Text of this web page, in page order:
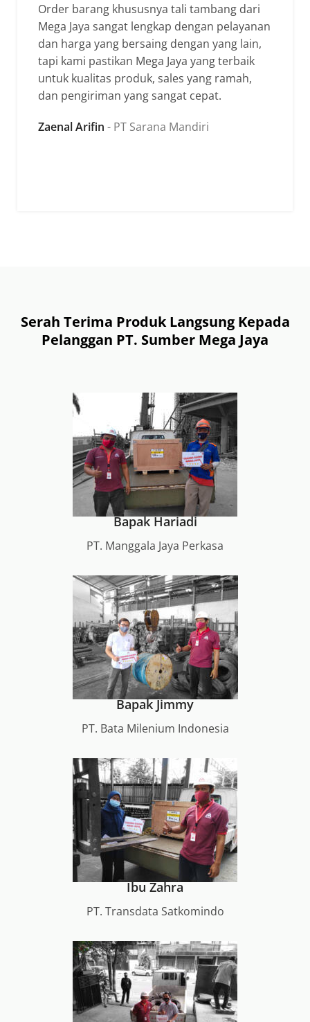
Order barang khususnya tali tambang dari
Mega Jaya sangat lengkap dengan pelayanan
dan harga yang bersaing dengan yang lain,
tapi kami pastikan Mega Jaya yang terbaik
untuk kualitas produk, sales yang ramah,
dan pengiriman yang sangat cepat.
Zaenal Arifin PT Sarana Mandiri
Serah Terima Produk Langsung Kepada
Pelanggan PT. Sumber Mega Jaya
Bapak Hariadi
PT. Manggala Jaya Perkasa
Bapak Jimmy
PT. Bata Milenium Indonesia
Ibu Zahra
PT. Transdata Satkomindo